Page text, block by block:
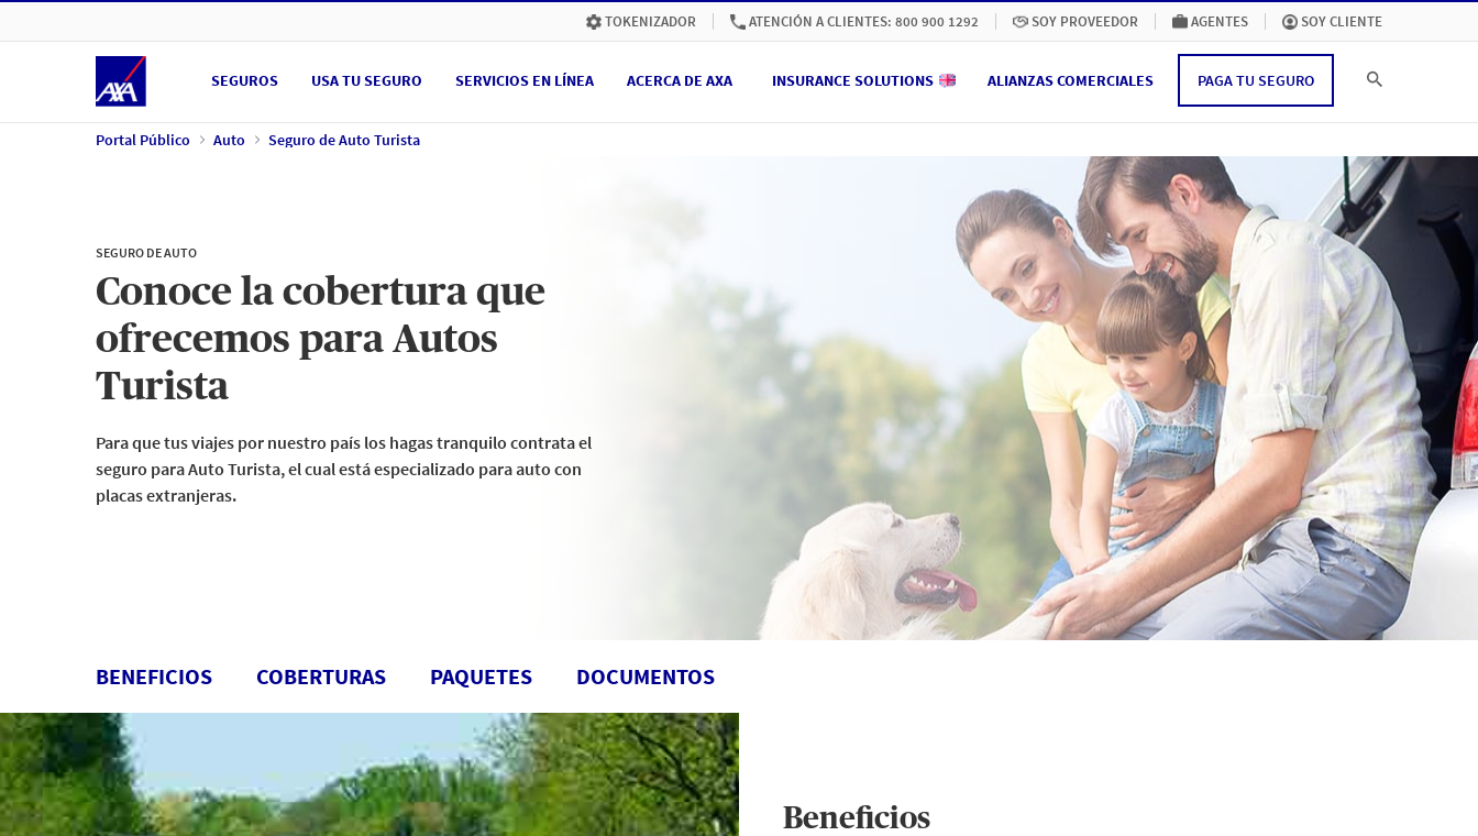
TOKENIZADOR ATENCIÓN A CLIENTES: 800 900 1292 SOY PROVEEDOR AGENTES SOY CLIENTE
Ir a Portal Público
SEGUROS USA TU SEGURO SERVICIOS EN LÍNEA ACERCA DE AXA INSURANCE SOLUTIONS ALIANZAS COMERCIALES PAGA TU SEGURO
Portal Público Auto Seguro de Auto Turista
SEGURO DE AUTO
Conoce la cobertura que
ofrecemos para Autos
Turista
Para que tus viajes por nuestro país los hagas tranquilo contrata el
seguro para Auto Turista, el cual está especializado para auto con
placas extranjeras.
BENEFICIOS COBERTURAS PAQUETES DOCUMENTOS
Beneficios